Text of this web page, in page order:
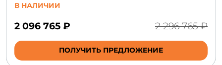
В НАЛИЧИИ
2 096 765 ₽ 2 296 765 ₽
ПОЛУЧИТЬ ПРЕДЛОЖЕНИЕ